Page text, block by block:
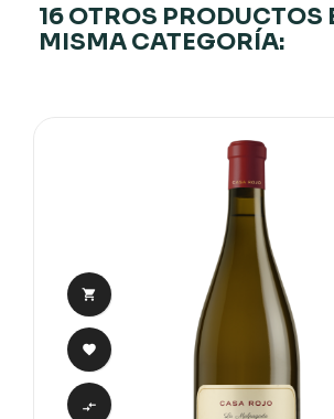
16 OTROS PRODUCTOS
MISMA CATEGORÍA:


